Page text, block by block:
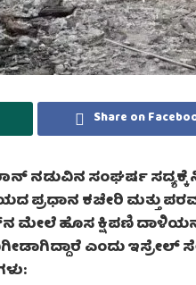
Share on
ನಡುವಿನ ಸಂಘರ್ಷ ಸದ್ಯಕ್ಕೆ
ಪ್ರಧಾನ ಕಚೇರಿ ಮತ್ತು
ಮೇಲೆ ಹೊಸ ಕ್ಷಿಪಣಿ
ಎಂದು ಇಸ್ರೇಲ್